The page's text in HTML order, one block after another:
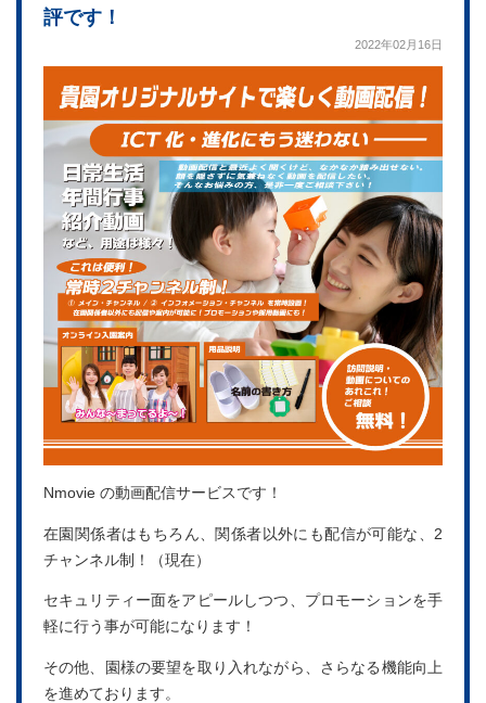
評です！
2022年02月16日
Nmovie の動画配信サービスです！
在園関係者はもちろん、関係者以外にも配信が可能な、2
チャンネル制！（現在）
セキュリティー面をアピールしつつ、プロモーションを手
軽に行う事が可能になります！
その他、園様の要望を取り入れながら、さらなる機能向上
を進めております。